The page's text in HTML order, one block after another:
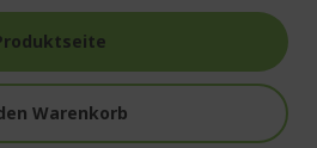
Warenkorb